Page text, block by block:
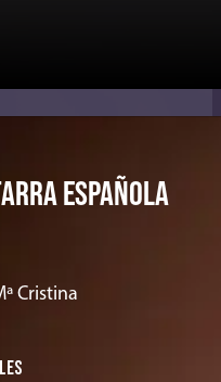
ESPAÑOLA
Cristina